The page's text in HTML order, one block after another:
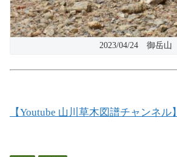
2023/04/24 御岳山
【Youtube 山川草木図譜チャンネル】